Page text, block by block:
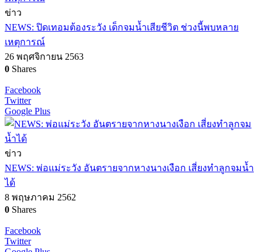
ข่าว
NEWS: ปิดเทอมต้องระวัง เด็กจมน้ำเสียชีวิต ช่วงนี้พบหลาย
เหตุการณ์
26 พฤศจิกายน 2563
0 Shares
Facebook
Twitter
Google Plus
ข่าว
NEWS: พ่อแม่ระวัง อันตรายจากหางนางเงือก เสี่ยงทำลูกจมน้ำ
ได้
8 พฤษภาคม 2562
0 Shares
Facebook
Twitter